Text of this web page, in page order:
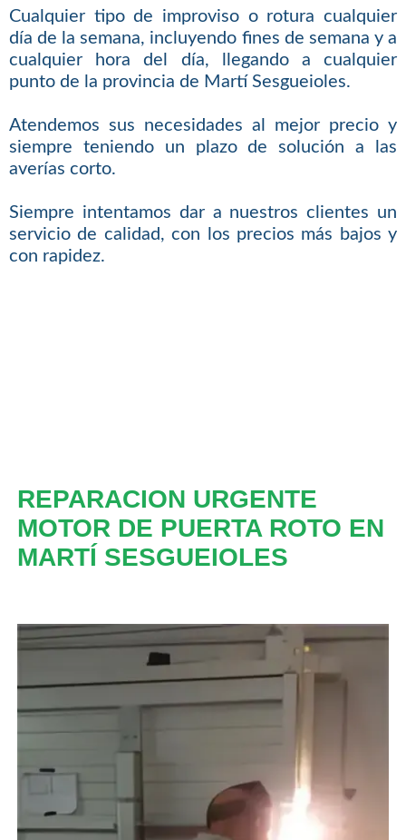
Cualquier tipo de improviso o rotura cualquier
día de la semana, incluyendo fines de semana y a
cualquier hora del día, llegando a cualquier
punto de la provincia de Martí Sesgueioles.
Atendemos sus necesidades al mejor precio y
siempre teniendo un plazo de solución a las
averías corto.
Siempre intentamos dar a nuestros clientes un
servicio de calidad, con los precios más bajos y
con rapidez.
REPARACION URGENTE
MOTOR DE PUERTA ROTO EN
MARTÍ SESGUEIOLES